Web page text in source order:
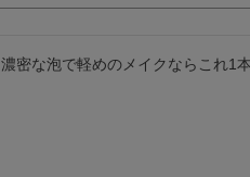
濃密な泡で軽めのメイクならこれ1